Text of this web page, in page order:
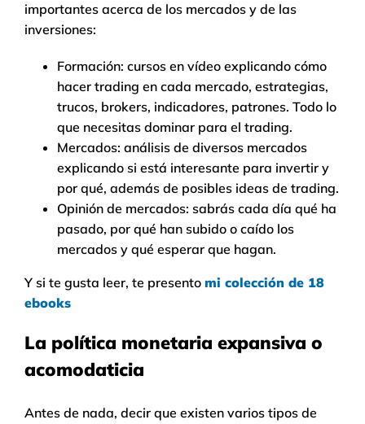
importantes acerca de los mercados y de las
inversiones:
Formación: cursos en vídeo explicando cómo
hacer trading en cada mercado, estrategias,
trucos, brokers, indicadores, patrones. Todo lo
que necesitas dominar para el trading.
Mercados: análisis de diversos mercados
explicando si está interesante para invertir y
por qué, además de posibles ideas de trading.
Opinión de mercados: sabrás cada día qué ha
pasado, por qué han subido o caído los
mercados y qué esperar que hagan.
Y si te gusta leer, te presento mi colección de 18
ebooks
La política monetaria expansiva o
acomodaticia
Antes de nada, decir que existen varios tipos de